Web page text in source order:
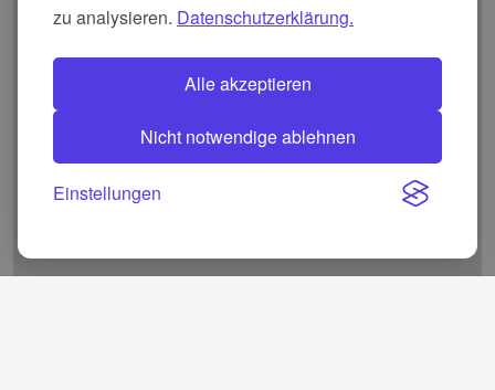
zu analysieren. Datenschutzerklärung.
Alle akzeptieren
Nicht notwendige ablehnen
Einstellungen